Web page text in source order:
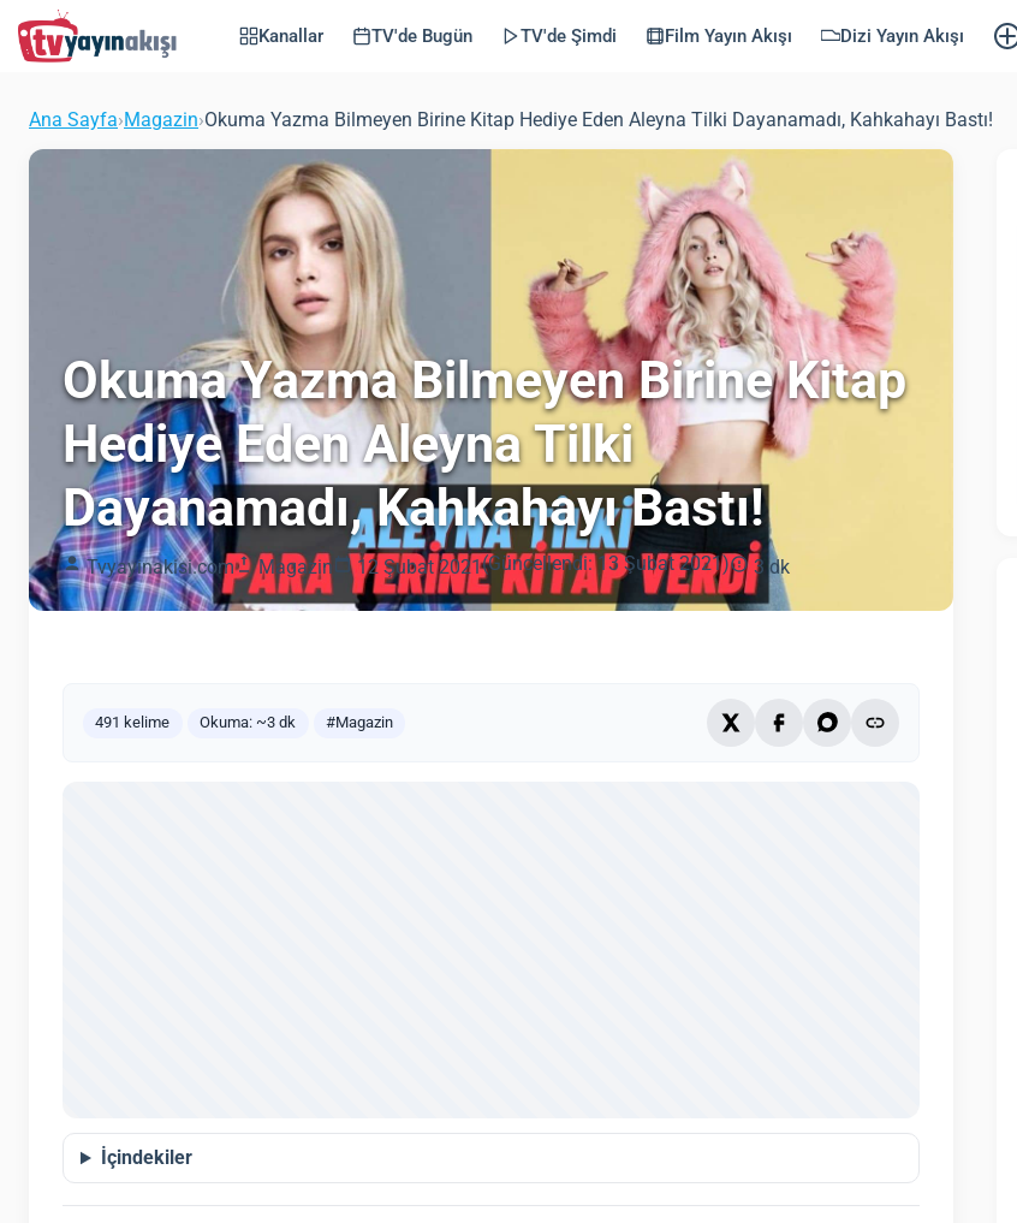
Kanallar TV'de Bugün TV'de Şimdi Film Yayın Akışı Dizi Yayın Akışı
Ana Sayfa›Magazin›Okuma Yazma Bilmeyen Birine Kitap Hediye Eden Aleyna Tilki Dayanamadı, Kahkahayı Bastı!
Okuma Yazma Bilmeyen Birine Kitap
Hediye Eden Aleyna Tilki
Dayanamadı, Kahkahayı Bastı!
Tvyayinakisi.com Magazin 12 Şubat 2021(Güncellendi: 13 Şubat 2021) 3 dk
491 kelime Okuma: ~3 dk #Magazin
İçindekiler